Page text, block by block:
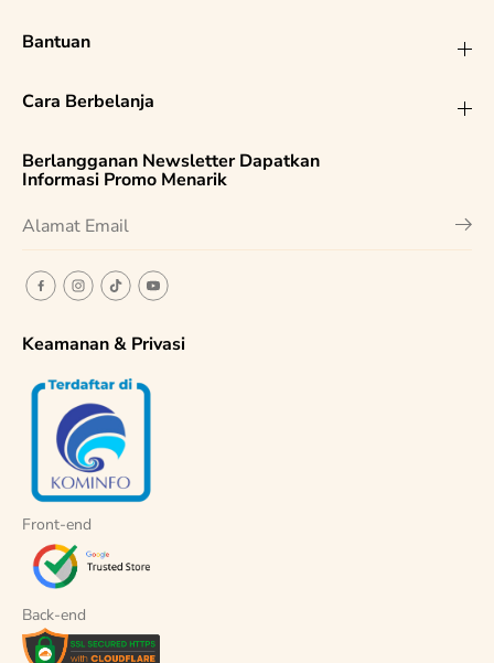
Bantuan
Cara Berbelanja
Berlangganan Newsletter Dapatkan
Informasi Promo Menarik
Keamanan & Privasi
Front-end
Back-end